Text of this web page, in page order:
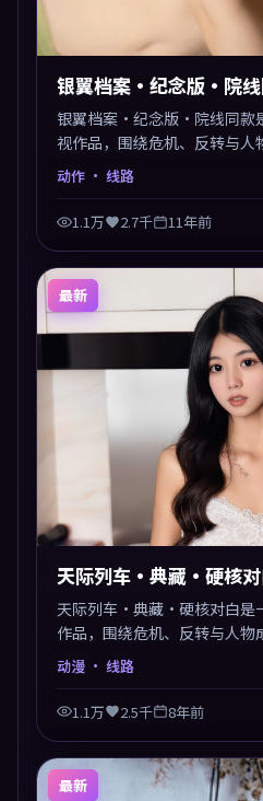
银翼档案·纪念版·院
银翼档案·纪念版·院线同款
视作品，围绕危机、反转与人
凑，值得推荐观看。
动作 · 线路
1.1万 2.7千 11年前
最新
天际列车·典藏·硬核对
天际列车·典藏·硬核对白是
作品，围绕危机、反转与人物
凑，值得推荐观看。
动漫 · 线路
1.1万 2.5千 8年前
最新